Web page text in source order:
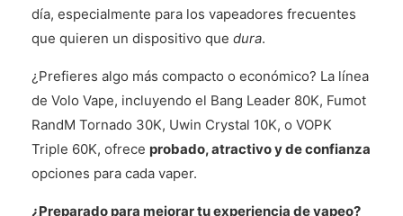
día, especialmente para los vapeadores frecuentes
que quieren un dispositivo que dura.
¿Prefieres algo más compacto o económico? La línea
de Volo Vape, incluyendo el Bang Leader 80K, Fumot
RandM Tornado 30K, Uwin Crystal 10K, o VOPK
Triple 60K, ofrece probado, atractivo y de confianza
opciones para cada vaper.
¿Preparado para mejorar tu experiencia de vapeo?